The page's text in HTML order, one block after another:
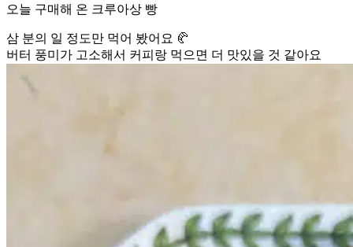
오늘 구매해 온 크루아상 빵
삼 분의 일 정도만 먹어 봤어요 🥐
버터 풍미가 고소해서 커피랑 먹으면 더 맛있을 것 같아요